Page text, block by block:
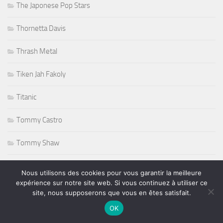
The Japonese Pop Stars
Thornetta Davis
Thrash Metal
Tiken Jah Fakoly
Titanic
Tommy Castro
Tommy Shaw
Tony Sheridan
Nous utilisons des cookies pour vous garantir la meilleure
expérience sur notre site web. Si vous continuez à utiliser ce
site, nous supposerons que vous en êtes satisfait.
OK